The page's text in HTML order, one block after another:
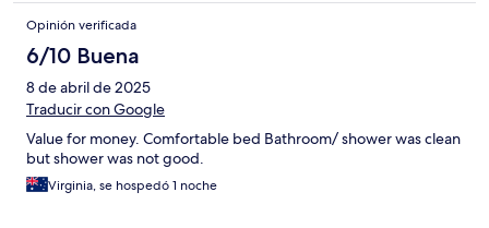
Opinión verificada
6/10 Buena
8 de abril de 2025
Traducir con Google
Value for money. Comfortable bed Bathroom/ shower was clean
but shower was not good.
Virginia, se hospedó 1 noche